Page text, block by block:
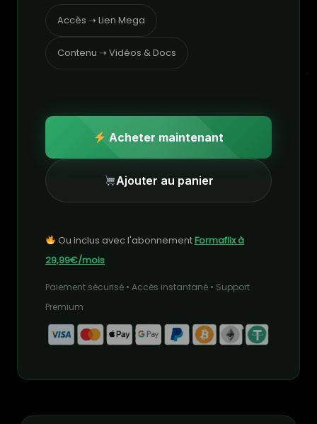
Accès ➝ Lien Mega
Contenu ➝ Vidéos & Docs
Acheter maintenant
Ajouter au panier
Ou inclus avec l'abonnementFormaflix à
29,99€/mois
Paiement sécurisé • Accès instantané • Support
Premium